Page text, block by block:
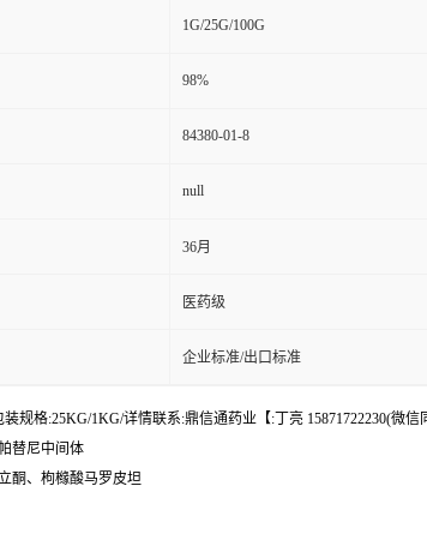
1G/25G/100G
98%
84380-01-8
null
36月
医药级
企业标准/出口标准
规格:25KG/1KG/详情联系:鼎信通药业【:丁亮 15871722230(微
替尼中间体
酮、枸橼酸马罗皮坦